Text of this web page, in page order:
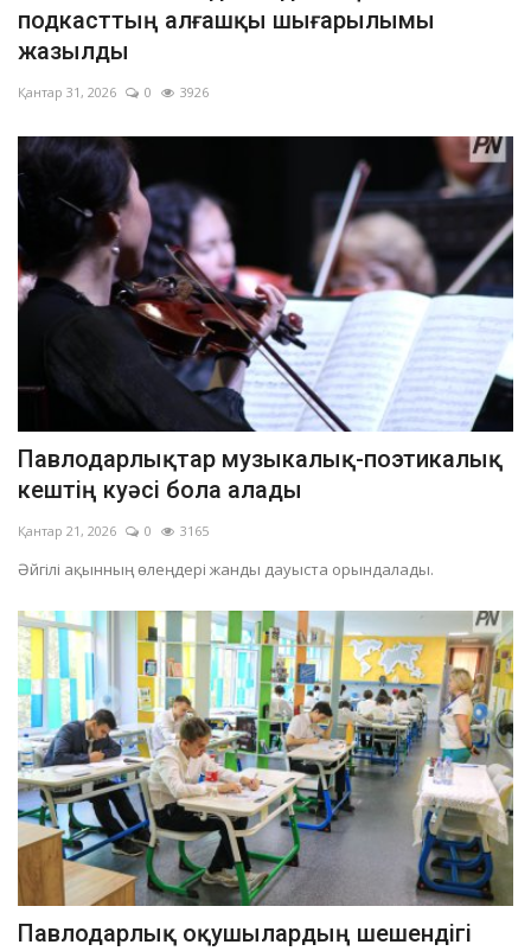
подкасттың алғашқы шығарылымы
жазылды
Қантар 31, 2026 0 3926
Павлодарлықтар музыкалық-поэтикалық
кештің куәсі бола алады
Қантар 21, 2026 0 3165
Әйгілі ақынның өлеңдері жанды дауыста орындалады.
Павлодарлық оқушылардың шешендігі